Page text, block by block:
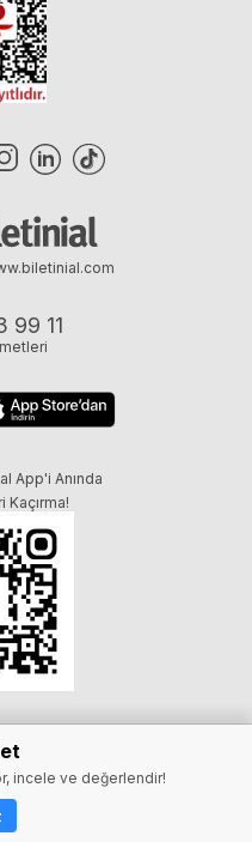
incele ve değerlendir!
99 11
App'i Anında
Kaçırma!